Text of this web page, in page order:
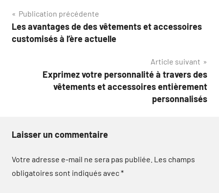
Navigation
de
Publication précédente
Les avantages de des vêtements et accessoires
customisés à l’ère actuelle
Article suivant
Exprimez votre personnalité à travers des
vêtements et accessoires entièrement
personnalisés
Laisser un commentaire
Votre adresse e-mail ne sera pas publiée. Les champs
obligatoires sont indiqués avec*